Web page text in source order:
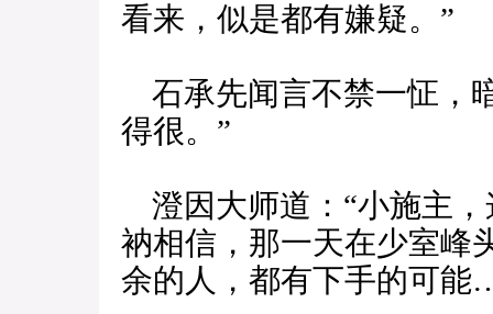
看来，似是都有嫌疑。”
石承先闻言不禁一怔，
得很。”
澄因大师道：“小施主
衲相信，那一天在少室峰
余的人，都有下手的可